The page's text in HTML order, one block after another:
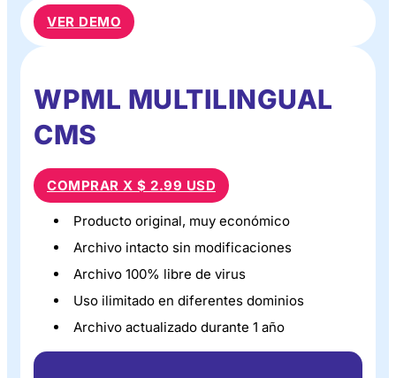
VER DEMO
WPML MULTILINGUAL
CMS
COMPRAR X $ 2.99 USD
Producto original, muy económico
Archivo intacto sin modificaciones
Archivo 100% libre de virus
Uso ilimitado en diferentes dominios
Archivo actualizado durante 1 año